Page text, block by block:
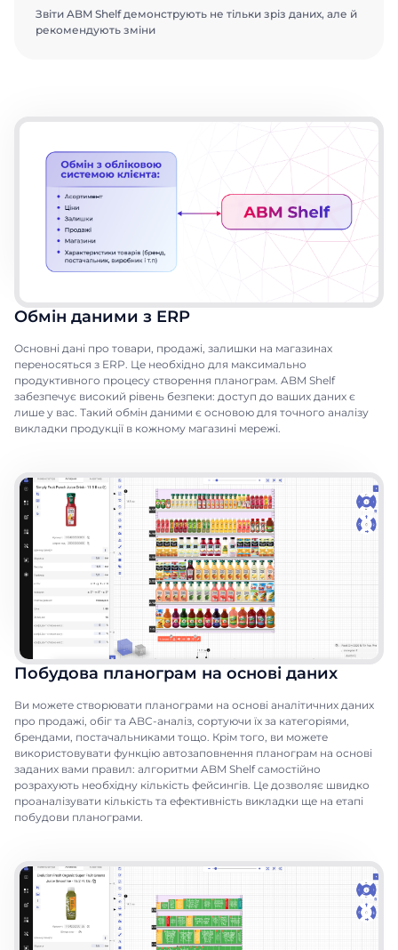
Звіти ABM Shelf демонструють не тільки зріз даних, але й
рекомендують зміни
Обмін даними з ERP
Основні дані про товари, продажі, залишки на магазинах
переносяться з ERP. Це необхідно для максимально
продуктивного процесу створення планограм. ABM Shelf
забезпечує високий рівень безпеки: доступ до ваших даних є
лише у вас. Такий обмін даними є основою для точного аналізу
викладки продукції в кожному магазині мережі.
Побудова планограм на основі даних
Ви можете створювати планограми на основі аналітичних даних
про продажі, обіг та ABC-аналіз, сортуючи їх за категоріями,
брендами, постачальниками тощо. Крім того, ви можете
використовувати функцію автозаповнення планограм на основі
заданих вами правил: алгоритми ABM Shelf самостійно
розрахують необхідну кількість фейсингів. Це дозволяє швидко
проаналізувати кількість та ефективність викладки ще на етапі
побудови планограми.